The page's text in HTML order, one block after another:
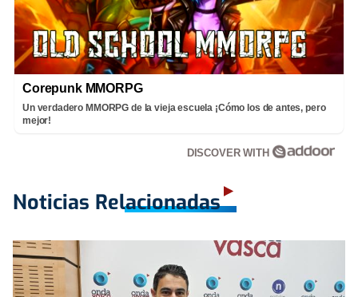
Corepunk MMORPG
Un verdadero MMORPG de la vieja escuela ¡Cómo los de antes, pero
mejor!
DISCOVER WITH
Noticias Relacionadas